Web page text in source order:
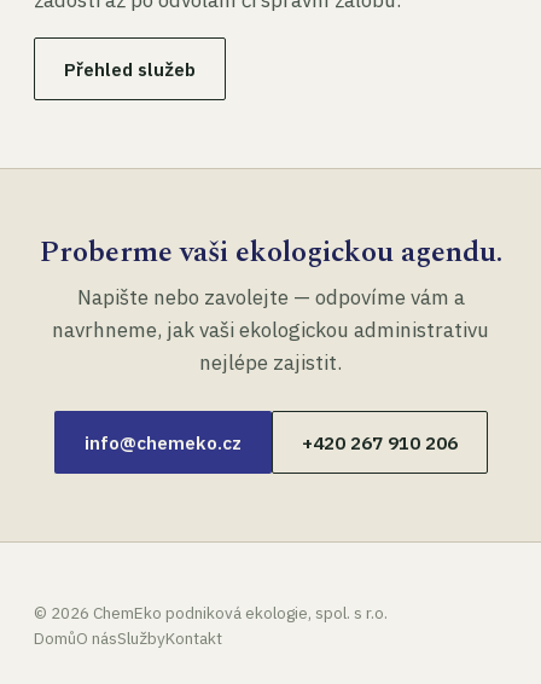
Přehled služeb
Proberme vaši ekologickou agendu.
Napište nebo zavolejte — odpovíme vám a
navrhneme, jak vaši ekologickou administrativu
nejlépe zajistit.
info@chemeko.cz +420 267 910 206
© 2026 ChemEko podniková ekologie, spol. s r.o.
DomůO násSlužbyKontakt